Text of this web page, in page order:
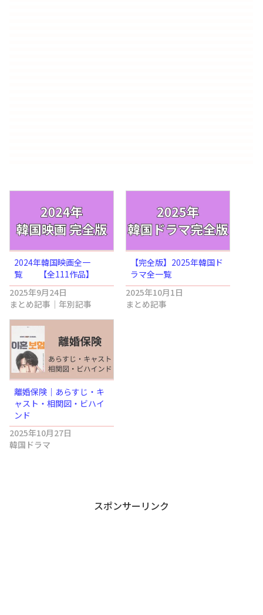
2024年韓国映画全一
覧 【全111作品】
2025年9月24日
まとめ記事｜年別記事
【完全版】2025年韓国ド
ラマ全一覧
2025年10月1日
まとめ記事
離婚保険｜あらすじ・キ
ャスト・相関図・ビハイ
ンド
2025年10月27日
韓国ドラマ
スポンサーリンク